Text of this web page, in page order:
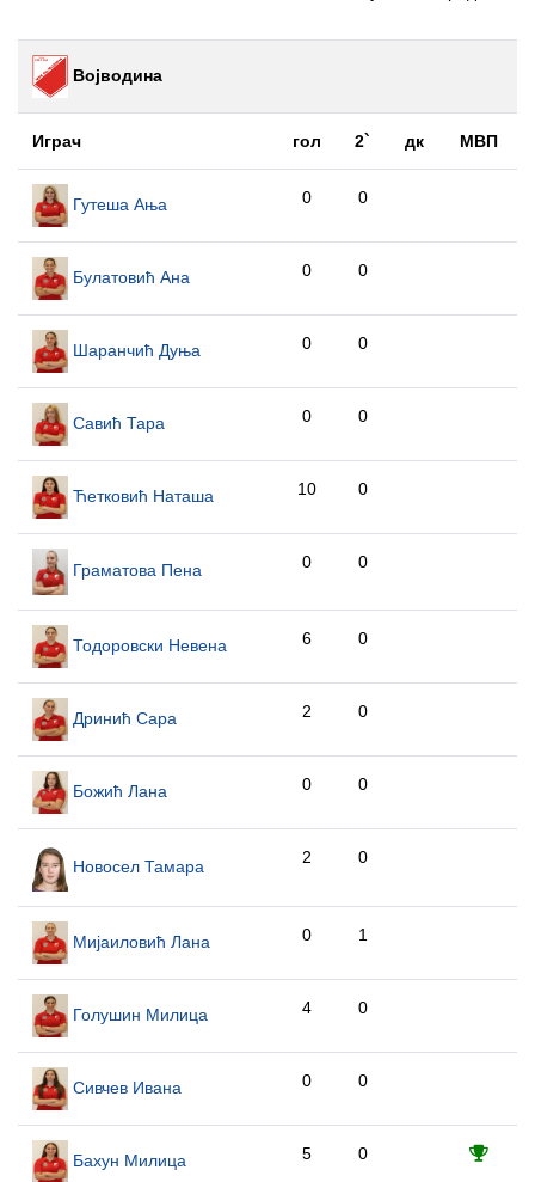
Војводина
Играч гол 2` дк МВП
Гутеша Ања 0 0
Булатовић Ана 0 0
Шаранчић Дуња 0 0
Савић Тара 0 0
Ћетковић Наташа 10 0
Граматова Пена 0 0
Тодоровски Невена 6 0
Дринић Сара 2 0
Божић Лана 0 0
Новосел Тамара 2 0
Мијаиловић Лана 0 1
Голушин Милица 4 0
Сивчев Ивана 0 0
Бахун Милица 5 0